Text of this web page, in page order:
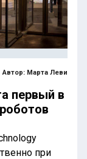
Автор: Марта Леви
первый в
при